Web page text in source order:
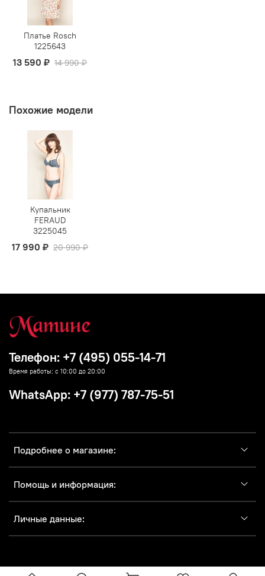
Платье Rosch
1225643
13 590 ₽ 14 990 ₽
Похожие модели
Купальник
FERAUD
3225045
17 990 ₽ 20 990 ₽
Подробнее о магазине:
Помощь и информация:
Личные данные:
Телефон: +7 (495) 055-14-71
Время работы: с 10:00 до 20:00
WhatsApp: +7 (977) 787-75-51